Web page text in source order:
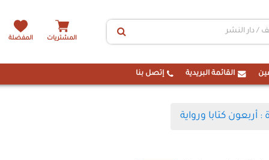
المشتريات المفضلة
القائمة البريدية إتصل بنا
: أربعون كتابا ورواية